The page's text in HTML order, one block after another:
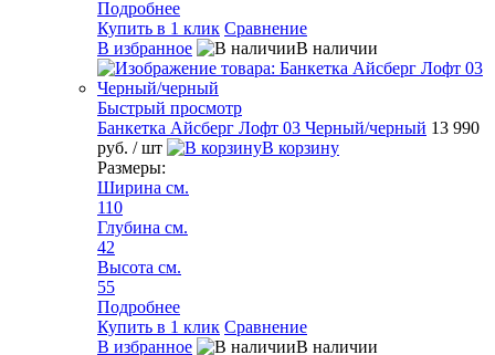
Подробнее
Купить в 1 клик Сравнение
В избранное
В наличии
Быстрый просмотр
Банкетка Айсберг Лофт 03 Черный/черный 13 990
руб. / шт
В корзину
Размеры:
Ширина см.
110
Глубина см.
42
Высота см.
55
Подробнее
Купить в 1 клик Сравнение
В избранное
В наличии